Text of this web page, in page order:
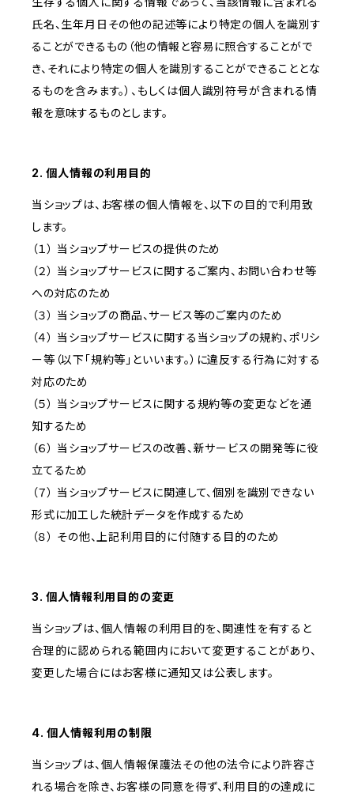
氏名、生年月日その他の記述等により特定の個人を識別す
ることができるもの（他の情報と容易に照合することがで
き、それにより特定の個人を識別することができることとな
るものを含みます。）、もしくは個人識別符号が含まれる情
報を意味するものとします。
2. 個人情報の利用目的
当ショップは、お客様の個人情報を、以下の目的で利用致
します。
（１） 当ショップサービスの提供のため
（２） 当ショップサービスに関するご案内、お問い合わせ等
への対応のため
（３） 当ショップの商品、サービス等のご案内のため
（４） 当ショップサービスに関する当ショップの規約、ポリシ
ー等（以下「規約等」といいます。）に違反する行為に対する
対応のため
（５） 当ショップサービスに関する規約等の変更などを通
知するため
（６） 当ショップサービスの改善、新サービスの開発等に役
立てるため
（７） 当ショップサービスに関連して、個別を識別できない
形式に加工した統計データを作成するため
（８） その他、上記利用目的に付随する目的のため
3. 個人情報利用目的の変更
当ショップは、個人情報の利用目的を、関連性を有すると
合理的に認められる範囲内において変更することがあり、
変更した場合にはお客様に通知又は公表します。
4. 個人情報利用の制限
当ショップは、個人情報保護法その他の法令により許容さ
れる場合を除き、お客様の同意を得ず、利用目的の達成に